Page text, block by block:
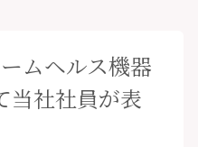
ト
リース
ムヘルス機器
当社社員が表